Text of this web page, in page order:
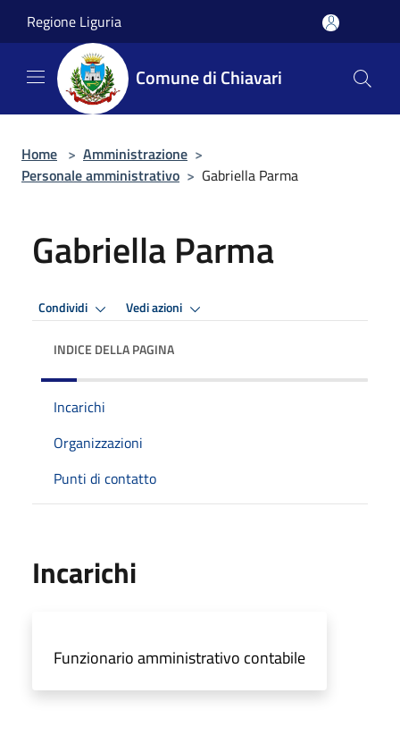
Regione Liguria
Comune di Chiavari
Home > Amministrazione >
Personale amministrativo > Gabriella Parma
Gabriella Parma
Condividi Vedi azioni
INDICE DELLA PAGINA
Incarichi
Organizzazioni
Punti di contatto
Incarichi
Funzionario amministrativo contabile